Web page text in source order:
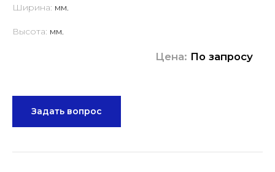
Ширина: мм.
Высота: мм.
Цена: По запросу
Задать вопрос